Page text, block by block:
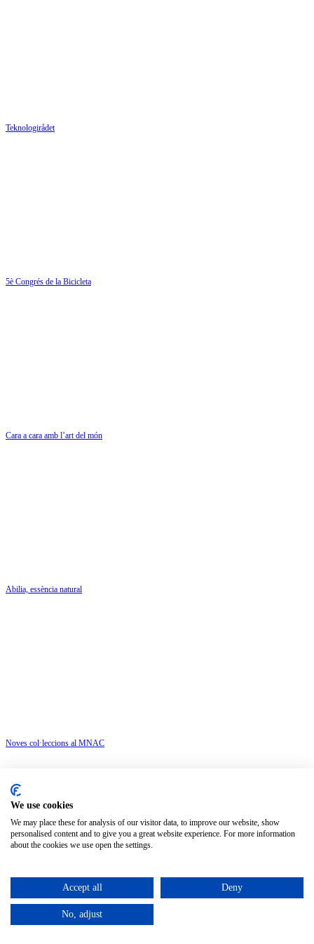
Teknologirådet
5è Congrés de la Bicicleta
Cara a cara amb l’art del món
Abilia, essència natural
Noves col·leccions al MNAC
Centre de la vila
We use cookies
We may place these for analysis of our visitor data, to improve our website, show
personalised content and to give you a great website experience. For more information
about the cookies we use open the settings.
Accept all Deny
No, adjust